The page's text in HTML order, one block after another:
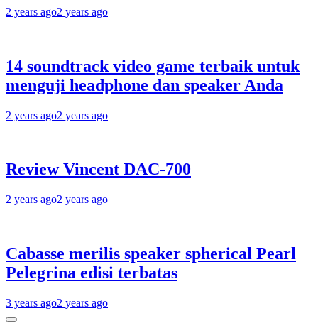
2 years ago2 years ago
14 soundtrack video game terbaik untuk
menguji headphone dan speaker Anda
2 years ago2 years ago
Review Vincent DAC-700
2 years ago2 years ago
Cabasse merilis speaker spherical Pearl
Pelegrina edisi terbatas
3 years ago2 years ago